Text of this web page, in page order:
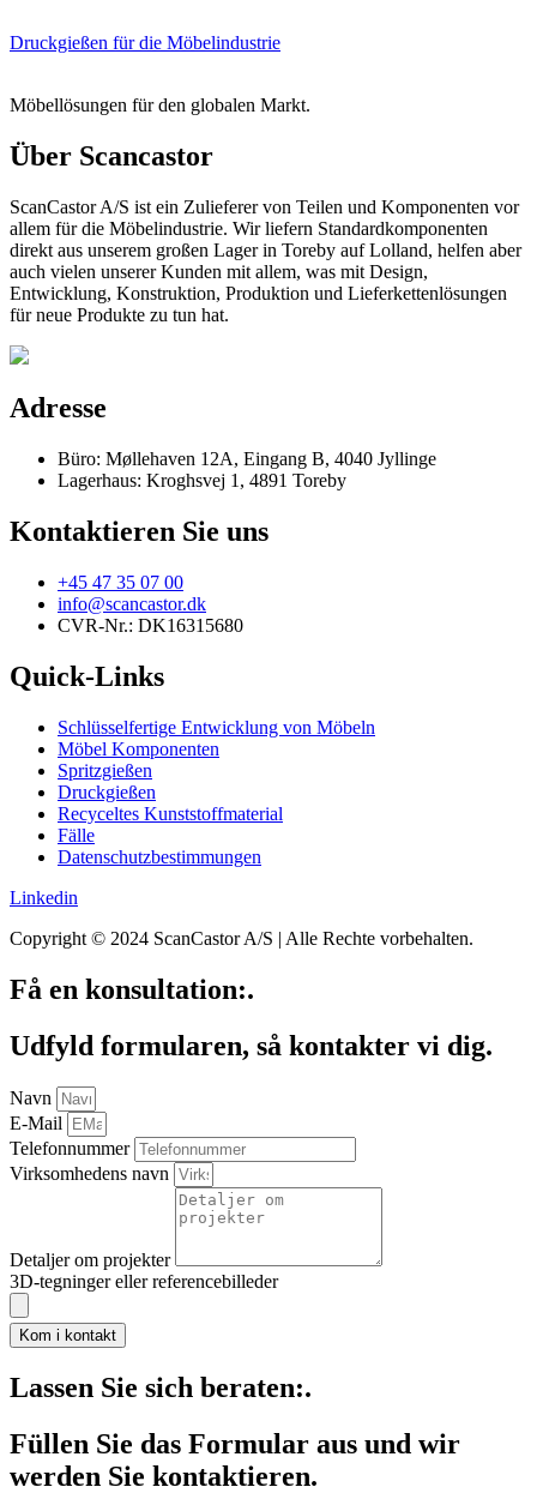
Druckgießen für die Möbelindustrie
Möbellösungen für den globalen Markt.
Über Scancastor
ScanCastor A/S ist ein Zulieferer von Teilen und Komponenten vor
allem für die Möbelindustrie. Wir liefern Standardkomponenten
direkt aus unserem großen Lager in Toreby auf Lolland, helfen aber
auch vielen unserer Kunden mit allem, was mit Design,
Entwicklung, Konstruktion, Produktion und Lieferkettenlösungen
für neue Produkte zu tun hat.
Adresse
Büro: Møllehaven 12A, Eingang B, 4040 Jyllinge
Lagerhaus: Kroghsvej 1, 4891 Toreby
Kontaktieren Sie uns
+45 47 35 07 00
info@scancastor.dk
CVR-Nr.: DK16315680
Quick-Links
Schlüsselfertige Entwicklung von Möbeln
Möbel Komponenten
Spritzgießen
Druckgießen
Recyceltes Kunststoffmaterial
Fälle
Datenschutzbestimmungen
Linkedin
Copyright © 2024 ScanCastor A/S | Alle Rechte vorbehalten.
Få en konsultation:.
Udfyld formularen, så kontakter vi dig.
Navn
E-Mail
Telefonnummer
Virksomhedens navn
Detaljer om projekter
3D-tegninger eller referencebilleder
Kom i kontakt
Lassen Sie sich beraten:.
Füllen Sie das Formular aus und wir
werden Sie kontaktieren.